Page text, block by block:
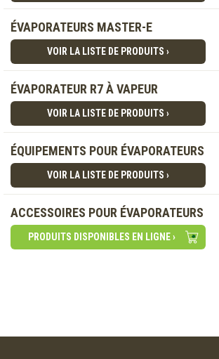
ÉVAPORATEURS MASTER-E
VOIR LA LISTE DE PRODUITS ›
ÉVAPORATEUR R7 À VAPEUR
VOIR LA LISTE DE PRODUITS ›
ÉQUIPEMENTS POUR ÉVAPORATEURS
VOIR LA LISTE DE PRODUITS ›
ACCESSOIRES POUR ÉVAPORATEURS
PRODUITS DISPONIBLES EN LIGNE ›